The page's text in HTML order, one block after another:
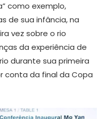
como exemplo,
de sua infância, na
vez sobre o rio
da experiência de
durante sua primeira
conta da final da Copa